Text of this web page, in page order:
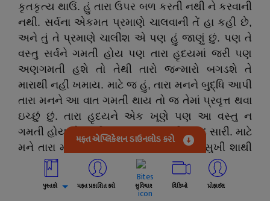
કૃતકૃત્ય થાઉં. હું તારા ઉપર બળ કરતી નથી ને કરવાની
નથી. સર્વના એકમત પ્રમાણે ચાલવાની તેં હા કહી છે,
અને તું તે પ્રમાણે ચાલીશ એ પણ હું જાણું છું. પણ તે
વસ્તુ સર્વને ગમતી હોય પણ તારા હૃદયમાં જરી પણ
અણગમતી હશે તો તેથી તારો જન્મારો બગડશે તે
મારાથી નહીં ખમાય. માટે જ હું, તારા મનને બુદ્ધિ આપી
તારા મનને આ વાત ગમતી થાય તો જ તેમાં પ્રવૃત્ત થવા
ઇચ્છું છું. તારા હૃદયને એક ખૂણે પણ આ વસ્તુ ન
ગમતી હોય તો દુઃખી કુસુમ કરતાં દુઃખી કુમુદ સારી. માટે
મને તારા મનની ખરેખરી વાત કહી દે કે તું સુખી શાથી
થઈશ ? અનેક જનના કલ્યાણના આ કાર્યથી તું સુખી
થાય એમ હોય નહીં તો મારે એ કાર્ય નથી આરંભવું.
મારો પોતાનો સંકલ્પ તો એટલો જ છે કે એ કાર્ય
મફત એપ્લિકેશન ડાઉનલોડ કરો
પુસ્તકો મફત પ્રકાશિત કરો સુવિચાર વિડિઓ પ્રોફાઈલ